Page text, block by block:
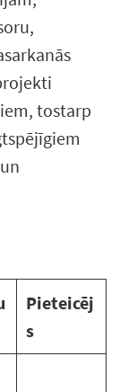
tostarp
Pieteicēj
s